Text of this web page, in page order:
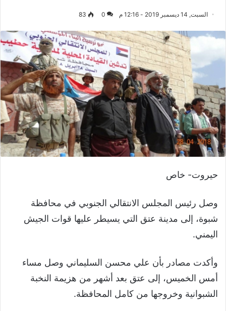
السبت, 14 ديسمبر 2019 - 12:16 م 0
83
حيروت- خاص
وصل رئيس المجلس الانتقالي الجنوبي في محافظة
شبوة، إلى مدينة عتق التي يسيطر عليها قوات الجيش
اليمني.
وأكدت مصادر بأن علي محسن السليماني وصل مساء
أمس الخميس، إلى عتق بعد أشهر من هزيمة النخبة
الشبوانية وخروجها من كامل المحافظة.